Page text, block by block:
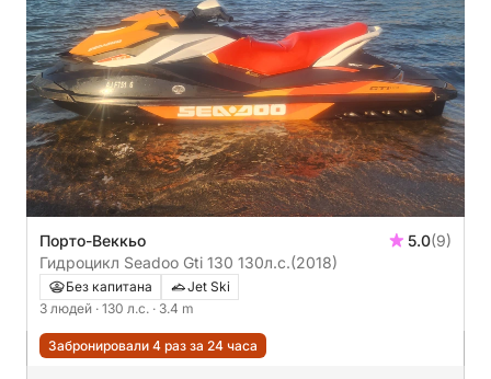
Порто-Веккьо 5.0(9)
Гидроцикл Seadoo Gti 130 130л.с.(2018)
Без капитана
Jet Ski
3 людей · 130 л.с. · 3.4 m
Забронировали 4 раз за 24 часа